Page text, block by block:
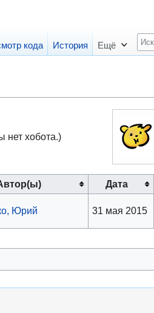
нет хобота.)
Дата
Юрий 31 мая 2015
кода История Ещё
П
о
к